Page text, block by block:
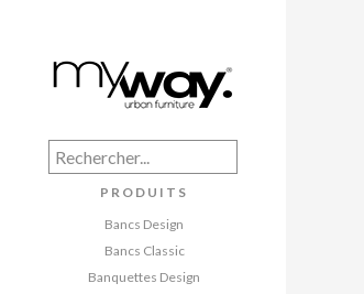
PRODUITS
Bancs Design
Bancs Classic
Banquettes Design